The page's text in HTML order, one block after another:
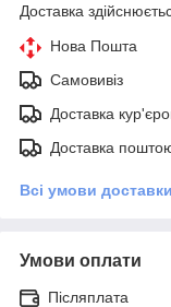
Доставка
Нова Пошта
Самовивіз
Доставка
Доставка
Всі умови доставки
Умови оплати
Післяплата